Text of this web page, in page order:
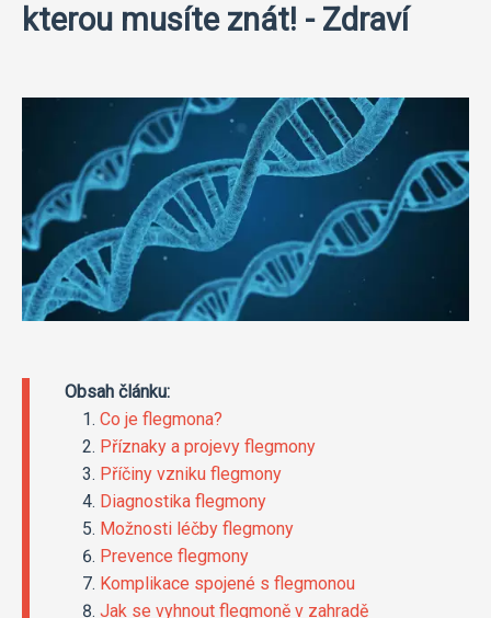
kterou musíte znát! - Zdraví
Obsah článku:
Co je flegmona?
Příznaky a projevy flegmony
Příčiny vzniku flegmony
Diagnostika flegmony
Možnosti léčby flegmony
Prevence flegmony
Komplikace spojené s flegmonou
Jak se vyhnout flegmoně v zahradě